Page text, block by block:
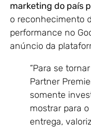
marketing do país
o reconhecimento
performance no
anúncio da
“Para se
Partner
somente
mostrar para
entrega,